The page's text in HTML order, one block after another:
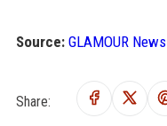
Source: GLAMOUR News
Share: